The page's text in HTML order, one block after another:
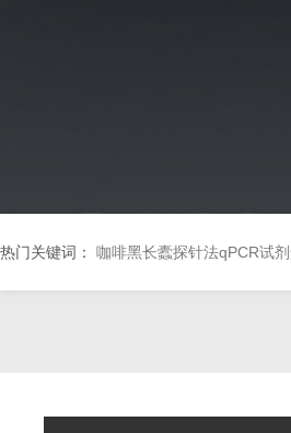
热门关键词： 咖啡黑长蠹探针法qPCR试剂